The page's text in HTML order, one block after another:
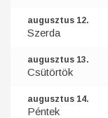
augusztus 12.
Szerda
augusztus 13.
Csütörtök
augusztus 14.
Péntek